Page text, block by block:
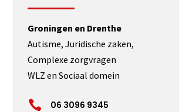
Groningen en Drenthe
Autisme, Juridische zaken,
Complexe zorgvragen
WLZ en Sociaal domein
 06 3096 9345